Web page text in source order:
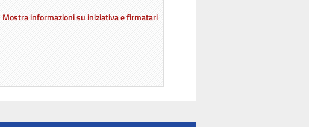
Mostra informazioni su iniziativa e firmatari